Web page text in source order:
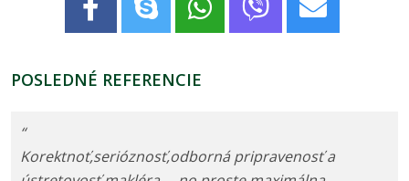
POSLEDNÉ REFERENCIE
“
Korektnoť,serióznosť,odborná pripravenosť a